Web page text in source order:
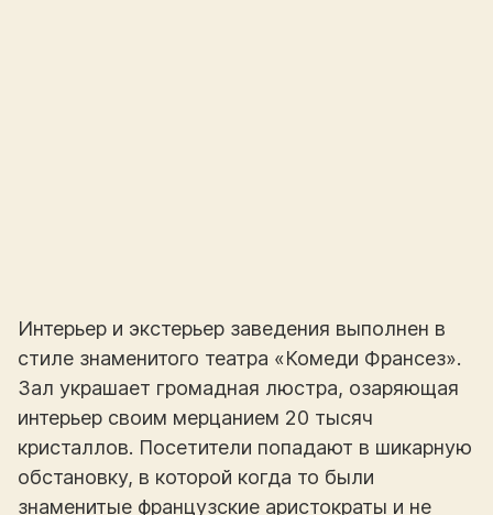
Интерьер и экстерьер заведения выполнен в
стиле знаменитого театра «Комеди Франсез».
Зал украшает громадная люстра, озаряющая
интерьер своим мерцанием 20 тысяч
кристаллов. Посетители попадают в шикарную
обстановку, в которой когда то были
знаменитые французские аристократы и не